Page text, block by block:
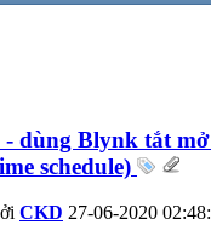
- dùng Blynk tắt
schedule)
CKD 27-06-2020